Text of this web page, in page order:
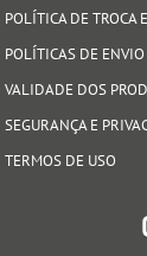
POLÍTICA DE TROCA
POLÍTICAS DE
VALIDADE DOS
SEGURANÇA E
TERMOS DE USO